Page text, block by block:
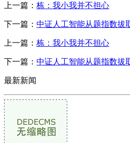
上一篇： 栋：我小我并不担心
下一篇： 中证人工智能从题指数拔
上一篇： 栋：我小我并不担心
下一篇： 中证人工智能从题指数拔
最新新闻